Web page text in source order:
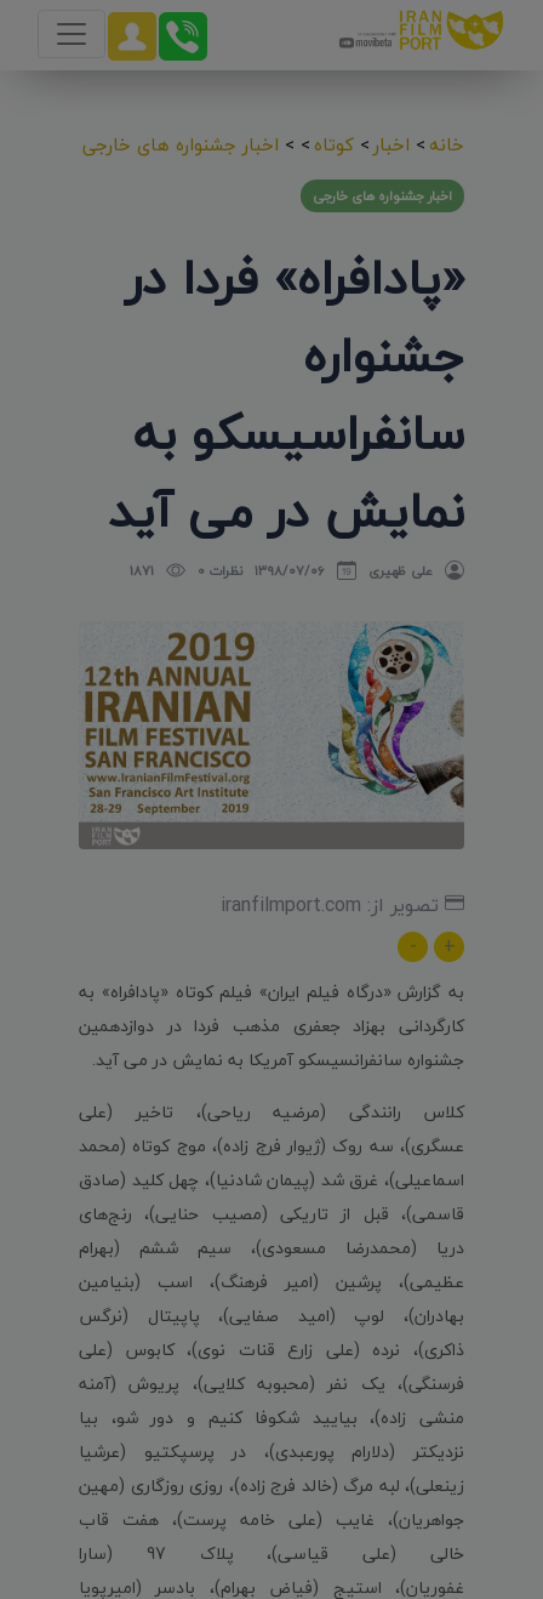
خانه> اخبار> کوتاه>
> اخبار جشنواره های خارجی
اخبار جشنواره های خارجی
«پادافراه» فردا در
جشنواره
سانفراسیسکو به
نمایش در می آید
علی ظهیری ۱۳۹۸/۰۷/۰۶ نظرات 0 1871
تصویر از: iranfilmport.com
+
-
به گزارش «درگاه فیلم ایران» فیلم کوتاه «پادافراه» به
کارگردانی بهزاد جعفری مذهب فردا در دوازدهمین
جشنواره سانفرانسیسکو آمریکا به نمایش در می آید.
کلاس رانندگی (مرضیه ریاحی)، تاخیر (علی
عسگری)، سه روک (ژیوار فرج زاده)، موج کوتاه (محمد
اسماعیلی)، غرق شد (پیمان شادنیا)، چهل کلید (صادق
قاسمی)، قبل از تاریکی (مصیب حنایی)، رنج‌های
دریا (محمدرضا مسعودی)، سیم ششم (بهرام
عظیمی)، پرشین (امیر فرهنگ)، اسب (بنیامین
بهادران)، لوپ (امید صفایی)، پاپیتال (نرگس
ذاکری)، نرده (علی زارع قنات نوی)، کابوس (علی
فرسنگی)، یک نفر (محبوبه کلایی)، پریوش (آمنه
منشی زاده)، بیایید شکوفا کنیم و دور شو، بیا
نزدیکتر (دلارام پورعبدی)، در پرسپکتیو (عرشیا
زینعلی)، لبه مرگ (خالد فرج زاده)، روزی روزگاری (مهین
جواهریان)، غایب (علی خامه پرست)، هفت قاب
خالی (علی قیاسی)، پلاک 97 (سارا
غفوریان)، استیج (فیاض بهرام)، بادسر (امیرپویا